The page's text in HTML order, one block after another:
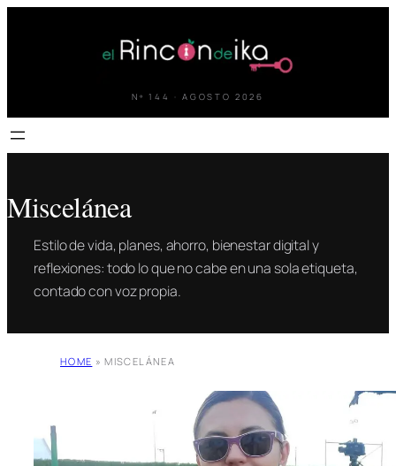
Nº 144 · AGOSTO 2026
Miscelánea
Estilo de vida, planes, ahorro, bienestar digital y
reflexiones: todo lo que no cabe en una sola etiqueta,
contado con voz propia.
HOME » MISCELÁNEA